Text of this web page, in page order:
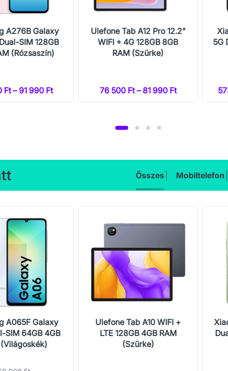
A276B Galaxy
SIM 128GB
(Rózsaszín)
Ft – 91 990 Ft
Ulefone Tab A12 Pro 12.2"
WIFI + 4G 128GB 8GB
RAM (Szürke)
76 500 Ft – 81 990 Ft
5G
Összes Mobiltelefon
A065F Galaxy
SIM 64GB 4GB
Ulefone Tab A10 WIFI +
LTE 128GB 4GB RAM
(Szürke)